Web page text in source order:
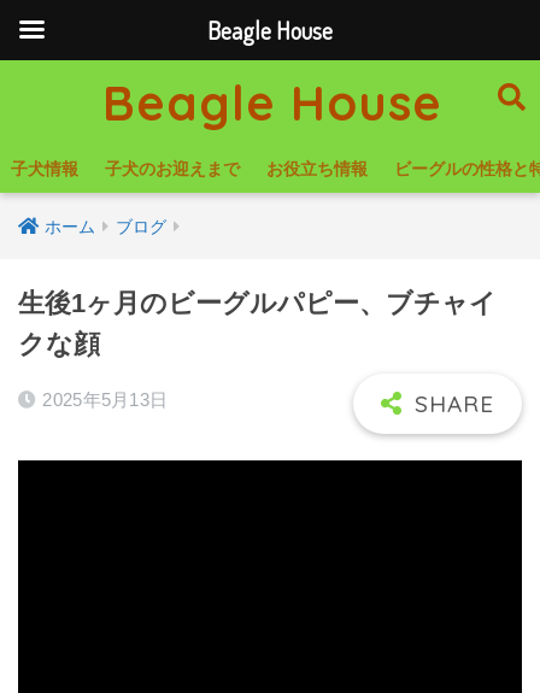
Beagle House
子犬情報 子犬のお迎えまで お役立ち情報 ビーグルの性格と
ホーム ブログ
生後1ヶ月のビーグルパピー、ブチャイ
クな顔
2025年5月13日
Beagle House